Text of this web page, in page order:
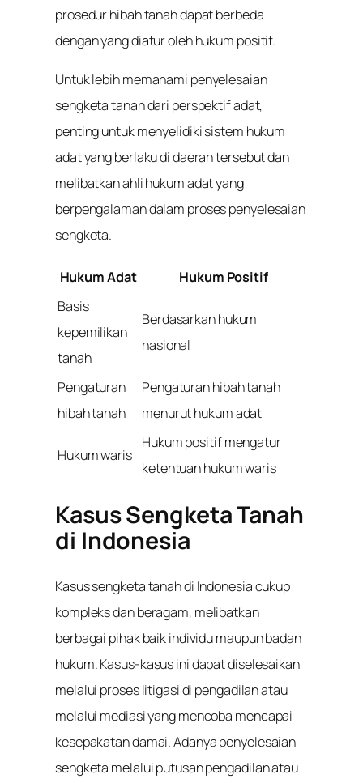
prosedur hibah tanah dapat berbeda
dengan yang diatur oleh hukum positif.
Untuk lebih memahami penyelesaian
sengketa tanah dari perspektif adat,
penting untuk menyelidiki sistem hukum
adat yang berlaku di daerah tersebut dan
melibatkan ahli hukum adat yang
berpengalaman dalam proses penyelesaian
sengketa.
Hukum Adat
Hukum Positif
Basis
kepemilikan
tanah
Berdasarkan hukum
nasional
Pengaturan
hibah tanah
Pengaturan hibah tanah
menurut hukum adat
Hukum waris
Hukum positif mengatur
ketentuan hukum waris
Kasus Sengketa Tanah
di Indonesia
Kasus sengketa tanah di Indonesia cukup
kompleks dan beragam, melibatkan
berbagai pihak baik individu maupun badan
hukum. Kasus-kasus ini dapat diselesaikan
melalui proses litigasi di pengadilan atau
melalui mediasi yang mencoba mencapai
kesepakatan damai. Adanya penyelesaian
sengketa melalui putusan pengadilan atau